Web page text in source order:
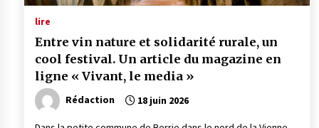
lire
Entre vin nature et solidarité rurale, un
cool festival. Un article du magazine en
ligne « Vivant, le media »
Rédaction 18 juin 2026